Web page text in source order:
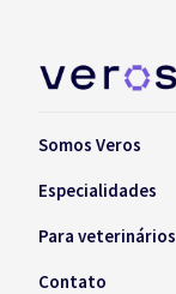
Somos Veros
Especialidades
Para veterinários
Contato